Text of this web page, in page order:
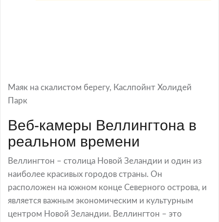
Маяк на скалистом берегу, Каслпойнт Холидей
Парк
Веб-камеры Веллингтона в
реальном времени
Веллингтон – столица Новой Зеландии и один из
наиболее красивых городов страны. Он
расположен на южном конце Северного острова, и
является важным экономическим и культурным
центром Новой Зеландии. Веллингтон – это